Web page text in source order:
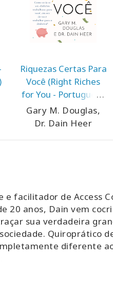
Riquezas Certas Para
Você (Right Riches
for You - Portuguese
Version)
Gary M. Douglas,
Dr. Dain Heer
facilitador de Access
20 anos, Dain vem
sua verdadeira
Quiroprático
diferente